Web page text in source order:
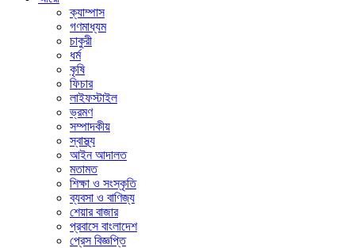
ক্যাম্পাস
গণমাধ্যম
চাকুরী
ধর্ম
কৃষি
ফিচার
লাইফস্টাইল
ভ্রমণ
সম্পাদকীয়
স্বাস্থ্য
আইন আদালত
মতামত
শিক্ষা ও সংস্কৃতি
ব্যবসা ও বাণিজ্য
শেয়ার বাজার
প্রবাসে বাংলাদেশ
প্রেস বিজ্ঞপ্তি